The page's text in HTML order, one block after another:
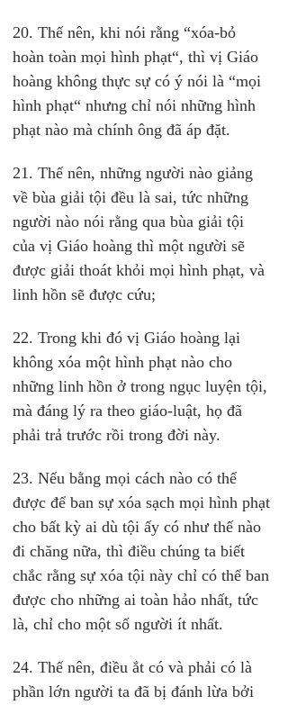
20. Thế nên, khi nói rằng “xóa-bỏ
hoàn toàn mọi hình phạt“, thì vị Giáo
hoàng không thực sự có ý nói là “mọi
hình phạt“ nhưng chỉ nói những hình
phạt nào mà chính ông đã áp đặt.
21. Thế nên, những người nào giảng
về bùa giải tội đều là sai, tức những
người nào nói rằng qua bùa giải tội
của vị Giáo hoàng thì một người sẽ
được giải thoát khỏi mọi hình phạt, và
linh hồn sẽ được cứu;
22. Trong khi đó vị Giáo hoàng lại
không xóa một hình phạt nào cho
những linh hồn ở trong ngục luyện tội,
mà đáng lý ra theo giáo-luật, họ đã
phải trả trước rồi trong đời này.
23. Nếu bằng mọi cách nào có thể
được để ban sự xóa sạch mọi hình phạt
cho bất kỳ ai dù tội ấy có như thế nào
đi chăng nữa, thì điều chúng ta biết
chắc rằng sự xóa tội này chỉ có thể ban
được cho những ai toàn hảo nhất, tức
là, chỉ cho một số người ít nhất.
24. Thế nên, điều ắt có và phải có là
phần lớn người ta đã bị đánh lừa bởi